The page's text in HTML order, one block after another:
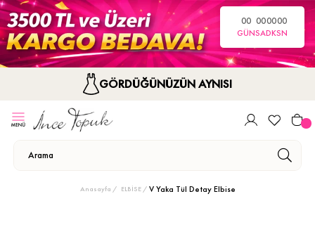
00
GÜN
00
SA
00
DK
00
SN
GÖRDÜĞÜNÜZÜN AYNISI
Anasayfa ELBİSE V Yaka Tül Detay Elbise